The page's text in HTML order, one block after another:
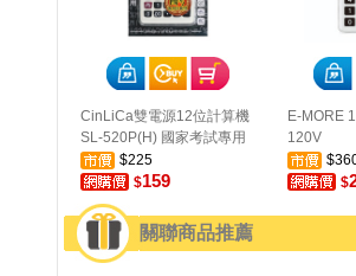
CinLiCa雙電源12位計算機
SL-520P(H) 國家考試專用
$225
$159
E-MORE
120V
$
關聯商品推薦